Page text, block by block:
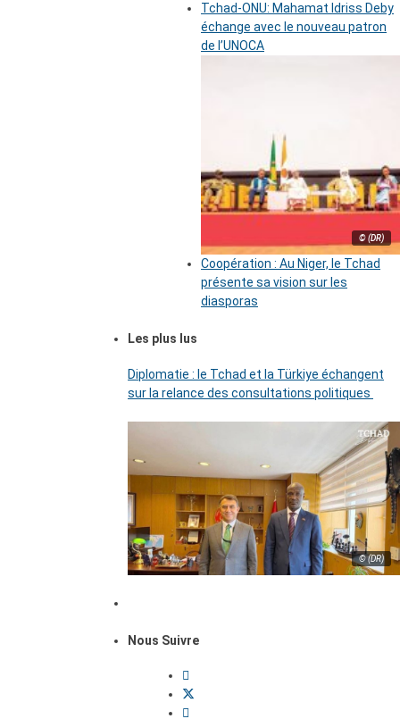
Tchad-ONU: Mahamat Idriss Deby
échange avec le nouveau patron
de l’UNOCA
© (DR)
Coopération : Au Niger, le Tchad
présente sa vision sur les
diasporas
Les plus lus
Diplomatie : le Tchad et la Türkiye échangent
sur la relance des consultations politiques
© (DR)
Nous Suivre